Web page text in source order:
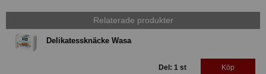
Relaterade produkter
Delikatessknäcke Wasa
Del: 1 st Köp